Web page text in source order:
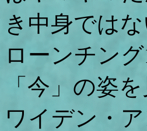
き中身では
ローンチン
「今」の姿
ワイデン・